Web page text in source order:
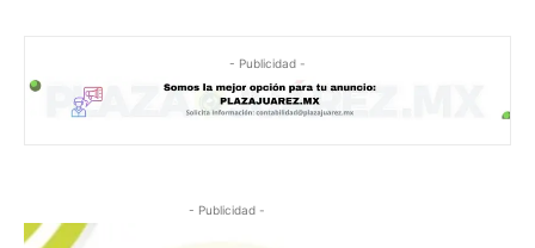
- Publicidad -
- Publicidad -